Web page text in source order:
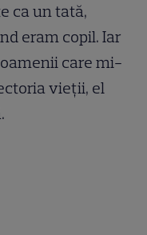
ca un tată,
eram copil. Iar
care mi-
vieții, el